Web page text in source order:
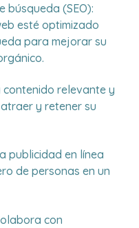
búsqueda (SEO):
esté optimizado
para mejorar su
contenido relevante y
y retener su
publicidad en línea
de personas en un
con